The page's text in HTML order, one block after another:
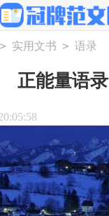
> 实用文书 > 语录
正能量语录